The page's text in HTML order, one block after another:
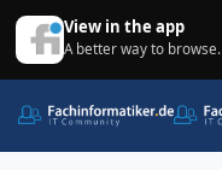
View in the app
A better way to browse.